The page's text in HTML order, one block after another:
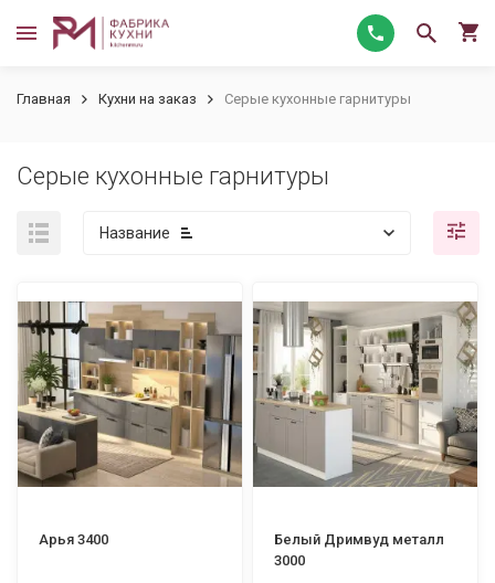
Главная Кухни на заказ Серые кухонные гарнитуры
Серые кухонные гарнитуры
Название
Арья 3400
Белый Дримвуд металл
3000